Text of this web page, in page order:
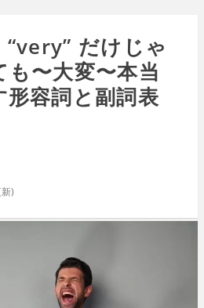
“very” だけじゃ
〜大変〜本当
形容詞と副詞表
)